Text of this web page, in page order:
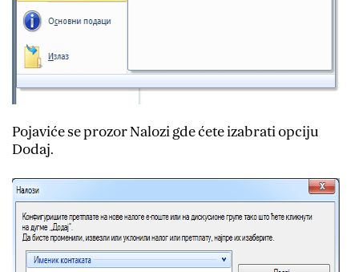
Pojaviće se prozor Nalozi gde ćete izabrati opciju
Dodaj.